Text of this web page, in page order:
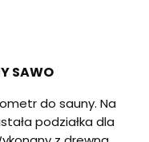
SAWO
do sauny. Na
podziałka dla